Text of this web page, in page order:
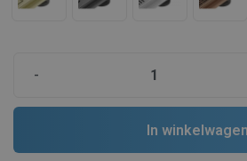
-
In winkelwagen